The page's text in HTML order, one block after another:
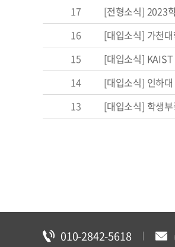
17
[전형소식] 2023
16
[대입소식] 가천
15
[대입소식]
14
[대입소식] 인하
13
[대입소식] 학생
010-2842-5618